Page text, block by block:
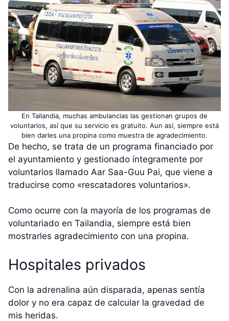
En Tailandia, muchas ambulancias las gestionan grupos de
voluntarios, así que su servicio es gratuito. Aun así, siempre está
bien darles una propina como muestra de agradecimiento.
De hecho, se trata de un programa financiado por
el ayuntamiento y gestionado íntegramente por
voluntarios llamado Aar Saa-Guu Pai, que viene a
traducirse como «rescatadores voluntarios».
Como ocurre con la mayoría de los programas de
voluntariado en Tailandia, siempre está bien
mostrarles agradecimiento con una propina.
Hospitales privados
Con la adrenalina aún disparada, apenas sentía
dolor y no era capaz de calcular la gravedad de
mis heridas.